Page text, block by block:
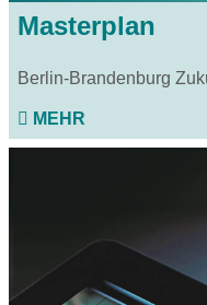
Masterplan
Berlin-Brandenburg
MEHR